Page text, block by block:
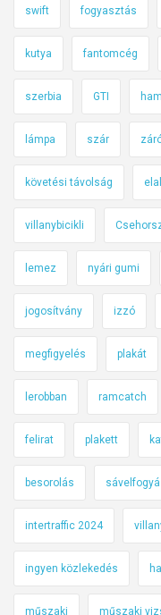
swift fogyasztás
kutya fantomcég
szerbia GTI
lámpa szár
követési távolság
villanybicikli
lemez nyári gumi
jogosítvány izzó
megfigyelés plakát
lerobban ramcatch
felirat plakett
besorolás
intertraffic 2024
ingyen közlekedés
műszaki műszaki